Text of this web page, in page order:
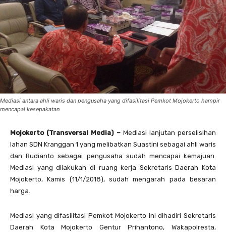
Mediasi antara ahli waris dan pengusaha yang difasilitasi Pemkot Mojokerto hampir
mencapai kesepakatan
Mojokerto (Transversal Media) –Mediasi lanjutan perselisihan
lahan SDN Kranggan 1 yang melibatkan Suastini sebagai ahli waris
dan Rudianto sebagai pengusaha sudah mencapai kemajuan.
Mediasi yang dilakukan di ruang kerja Sekretaris Daerah Kota
Mojokerto, Kamis (11/1/2018), sudah mengarah pada besaran
harga.
Mediasi yang difasilitasi Pemkot Mojokerto ini dihadiri Sekretaris
Daerah Kota Mojokerto Gentur Prihantono, Wakapolresta,